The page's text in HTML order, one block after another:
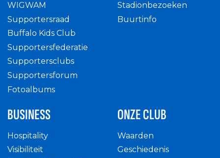
WIGWAM
Supportersraad
Buffalo Kids Club
Supportersfederatie
Supportersclubs
Supportersforum
Fotoalbums
Stadionbezoeken
Buurtinfo
BUSINESS
Hospitality
Visibiliteit
ONZE CLUB
Waarden
Geschiedenis